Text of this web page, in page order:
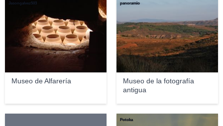
Museo de Alfarería
Jasongalvez503
Museo de la fotografía
antigua
panoramio
Potoka